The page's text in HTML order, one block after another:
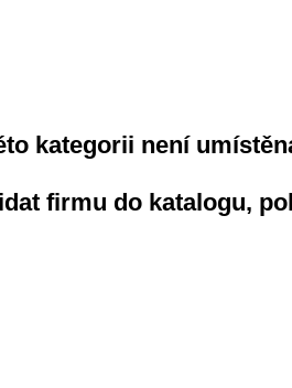
kategorii není
firmu do katalogu,